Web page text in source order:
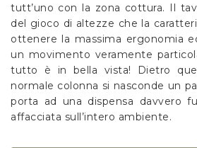
tutt’uno con la zona cottura. Il
del gioco di altezze che la
ottenere la massima ergonomia
un movimento veramente
tutto è in bella vista! Dietro
normale colonna si nasconde un
porta ad una dispensa davvero
affacciata sull’intero ambiente.